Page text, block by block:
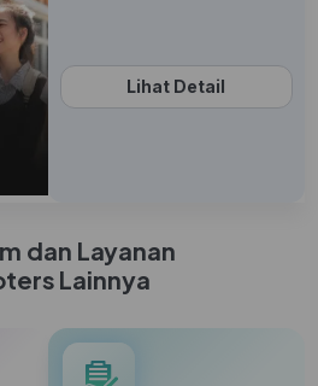
Lihat Detail
dan Layanan
Lainnya